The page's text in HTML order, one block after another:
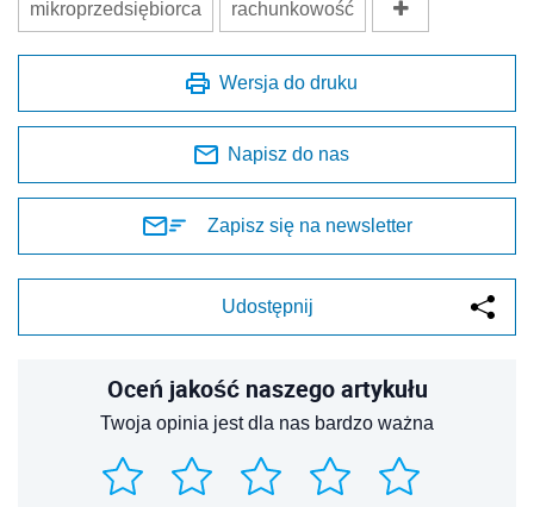
mikroprzedsiębiorca rachunkowość
Wersja do druku
Napisz do nas
Zapisz się na newsletter
Udostępnij
Oceń jakość naszego artykułu
Twoja opinia jest dla nas bardzo ważna